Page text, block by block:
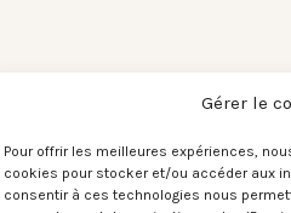
Gérer le
Pour offrir les meilleures expériences,
cookies pour stocker et/ou accéder aux
consentir à ces technologies nous